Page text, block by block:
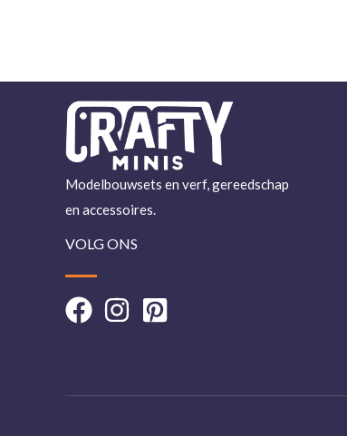
Modelbouwsets en verf, gereedschap
en accessoires.
VOLG ONS